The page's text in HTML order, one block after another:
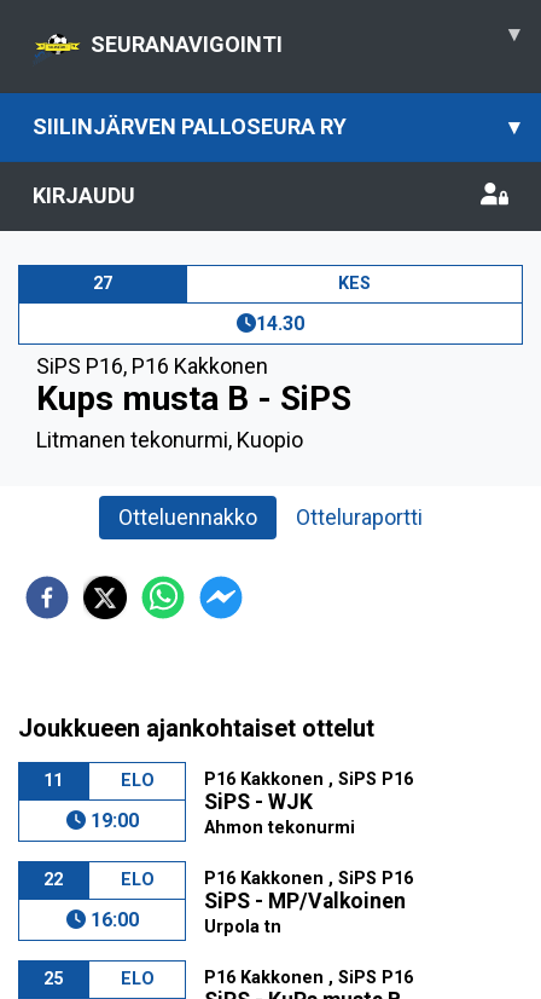
SEURANAVIGOINTI ▾
SIILINJÄRVEN PALLOSEURA RY ▾
KIRJAUDU
27 KES
14.30
SiPS P16, P16 Kakkonen
Kups musta B - SiPS
Litmanen tekonurmi, Kuopio
Otteluennakko Otteluraportti
Joukkueen ajankohtaiset ottelut
11 ELO
19:00
P16 Kakkonen , SiPS P16
SiPS - WJK
Ahmon tekonurmi
22 ELO
16:00
P16 Kakkonen , SiPS P16
SiPS - MP/Valkoinen
Urpola tn
25 ELO P16 Kakkonen , SiPS P16